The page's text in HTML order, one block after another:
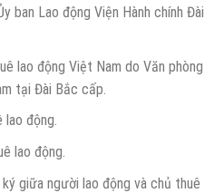
ban Lao động Viện Hành chính Đài
lao động Việt Nam do Văn phòng
tại Đài Bắc cấp.
động.
lao động.
giữa người lao động và chủ thuê